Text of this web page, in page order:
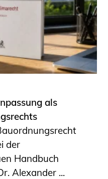
als
der
Handbuch
Alexander ...